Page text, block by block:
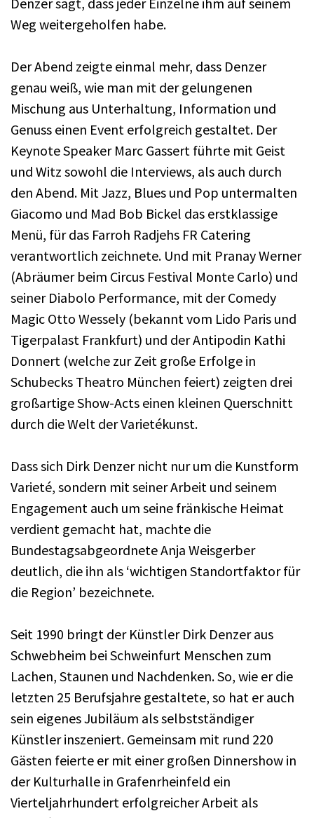
Weg weitergeholfen habe.
Der Abend zeigte einmal mehr, dass Denzer
genau weiß, wie man mit der gelungenen
Mischung aus Unterhaltung, Information und
Genuss einen Event erfolgreich gestaltet. Der
Keynote Speaker Marc Gassert führte mit Geist
und Witz sowohl die Interviews, als auch durch
den Abend. Mit Jazz, Blues und Pop untermalten
Giacomo und Mad Bob Bickel das erstklassige
Menü, für das Farroh Radjehs FR Catering
verantwortlich zeichnete. Und mit Pranay Werner
(Abräumer beim Circus Festival Monte Carlo) und
seiner Diabolo Performance, mit der Comedy
Magic Otto Wessely (bekannt vom Lido Paris und
Tigerpalast Frankfurt) und der Antipodin Kathi
Donnert (welche zur Zeit große Erfolge in
Schubecks Theatro München feiert) zeigten drei
großartige Show-Acts einen kleinen Querschnitt
durch die Welt der Varietékunst.
Dass sich Dirk Denzer nicht nur um die Kunstform
Varieté, sondern mit seiner Arbeit und seinem
Engagement auch um seine fränkische Heimat
verdient gemacht hat, machte die
Bundestagsabgeordnete Anja Weisgerber
deutlich, die ihn als ‘wichtigen Standortfaktor für
die Region’ bezeichnete.
Seit 1990 bringt der Künstler Dirk Denzer aus
Schwebheim bei Schweinfurt Menschen zum
Lachen, Staunen und Nachdenken. So, wie er die
letzten 25 Berufsjahre gestaltete, so hat er auch
sein eigenes Jubiläum als selbstständiger
Künstler inszeniert. Gemeinsam mit rund 220
Gästen feierte er mit einer großen Dinnershow in
der Kulturhalle in Grafenrheinfeld ein
Vierteljahrhundert erfolgreicher Arbeit als